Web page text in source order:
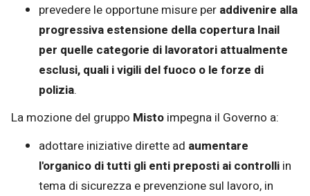
prevedere le opportune misure per addivenire alla
progressiva estensione della copertura Inail
per quelle categorie di lavoratori attualmente
esclusi, quali i vigili del fuoco o le forze di
polizia.
La mozione del gruppo Misto impegna il Governo a:
adottare iniziative dirette ad aumentare
l'organico di tutti gli enti preposti ai controlli in
tema di sicurezza e prevenzione sul lavoro, in